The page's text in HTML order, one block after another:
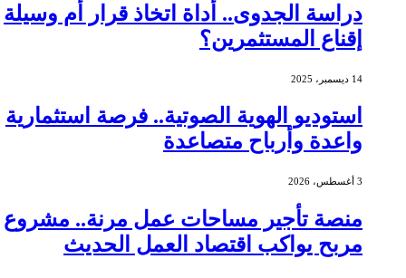
دراسة الجدوى.. أداة اتخاذ قرار أم وسيلة
إقناع المستثمرين؟
14 ديسمبر، 2025
استوديو الهوية الصوتية.. فرصة استثمارية
واعدة وأرباح متصاعدة
3 أغسطس، 2026
منصة تأجير مساحات عمل مرنة.. مشروع
مربح يواكب اقتصاد العمل الحديث